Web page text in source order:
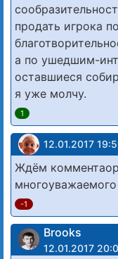
продать игрока
а по ушедшим-
оставшиеся
я уже молчу.
1
12.01.2017
Ждём
-1
Brooks
12.01.2017